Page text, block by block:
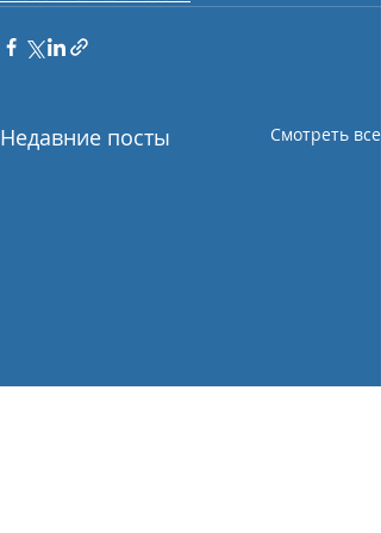
Недавние посты Смотреть все